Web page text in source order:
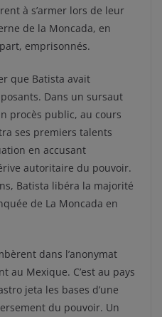
à s’armer lors de leur
de la Moncada, en
emprisonnés.
que Batista avait
Dans un sursaut
procès public, au cours
ses premiers talents
en accusant
autoritaire du pouvoir.
Batista libéra la majorité
de La Moncada en
dans l’anonymat
au Mexique. C’est au pays
jeta les bases d’une
du pouvoir. Un